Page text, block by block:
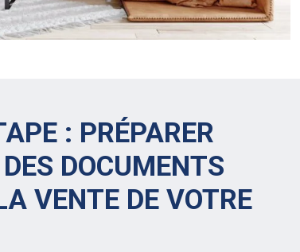
: PRÉPARER
DOCUMENTS
VENTE DE VOTRE